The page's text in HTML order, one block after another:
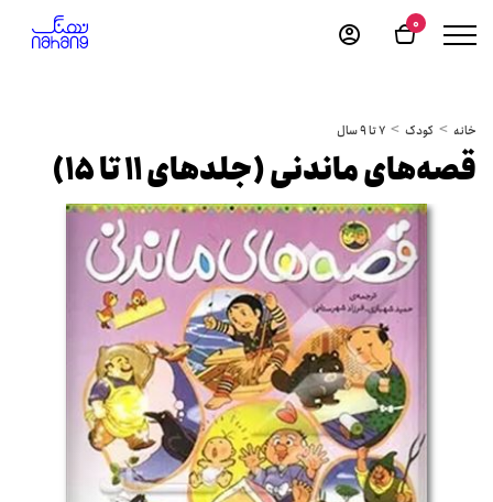
0
خانه کودک 7 تا 9 سال
قصه‌های ماندنی (جلدهای 11 تا ۱5)